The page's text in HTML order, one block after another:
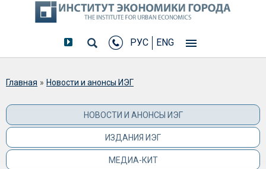
РУС ENG
Вы здесь
Главная » Новости и анонсы ИЭГ
НОВОСТИ И АНОНСЫ ИЭГ
ИЗДАНИЯ ИЭГ
МЕДИА-КИТ